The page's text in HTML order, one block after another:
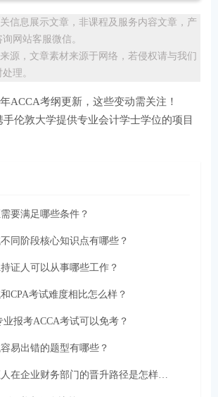
信息展示文章，非课程及服务内容文章，产
网站客服微信。
源，文章素材来源于网络，若侵权请与我们
理。
ACCA考纲更新，这些变动需关注！
手伦敦大学提供专业会计学士学位的项目
要满足哪些条件？
同阶段核心知识点有哪些？
证人可以从事哪些工作？
CPA考试难度相比怎么样？
业报考ACCA考试可以免考？
易出错的题型有哪些？